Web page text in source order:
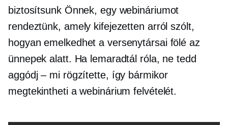
biztosítsunk Önnek, egy webináriumot
rendeztünk, amely kifejezetten arról szólt,
hogyan emelkedhet a versenytársai fölé az
ünnepek alatt. Ha lemaradtál róla, ne tedd
aggódj – mirögzítette, így bármikor
megtekintheti a webinárium felvételét.